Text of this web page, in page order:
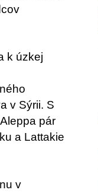
k úzkej
v Sýrii. S
pár
a Lattakie
v